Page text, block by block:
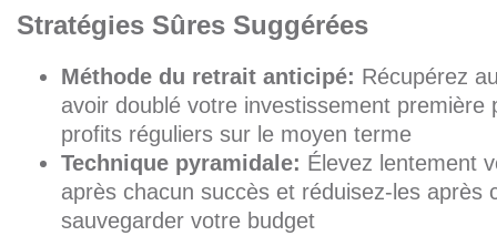
Stratégies Sûres Suggérées
Méthode du retrait anticipé: Récupérez
avoir doublé votre investissement première
profits réguliers sur le moyen terme
Technique pyramidale: Élevez lentement
après chacun succès et réduisez-les après
sauvegarder votre budget